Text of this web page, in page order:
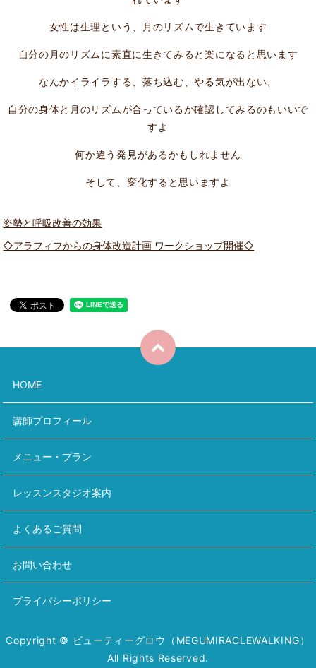
女性は生理という、月のリズムで生きています
自分の月のリズムに素直に生きてみると楽になると思います
なんかイライラする、落ち込む、やる気が出ない、
自分の身体と月のリズムが合っているか確認してみるのもいいで
すよ
何か違う発見があるかもしれません
そして、変化すると思いますよ
姿勢と呼吸改善の効果
◇アラフィフからの身体改造計画 ワークショップ開催◇
HOME
講師プロフィール
メニュー・プラン
レッスンスタジオ案内
よくあるご質問
お問い合わせ
プライバシーポリシー
Copyright © ビューティーグロウ（MEGUMIRACLEWALKING）
All Rights Reserved.